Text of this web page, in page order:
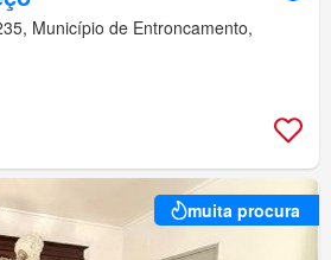
Município de Entroncamento,
muita procura